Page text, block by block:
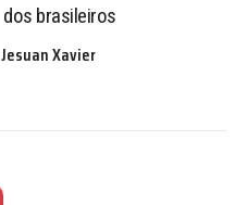
dos brasileiros
Jesuan Xavier